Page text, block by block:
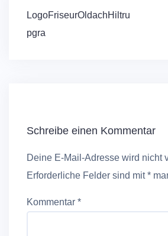
Beitragsnavigation
LogoFriseurOldachHiltru
pgra
Schreibe einen Kommentar
Deine E-Mail-Adresse wird nicht
Erforderliche Felder sind mit*
Kommentar *